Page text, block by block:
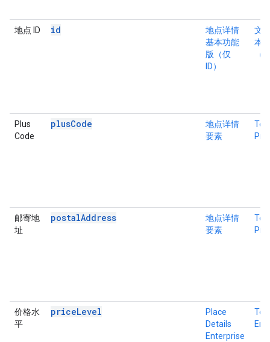
地点 ID id
地点详情
基本功能
版（仅
ID）
文
本
（
Plus
Code
plusCode
地点详情
要素
Pro
邮寄地
址
postalAddress
地点详情
要素
Pro
价格水
平
priceLevel
Place
Details
Enterprise